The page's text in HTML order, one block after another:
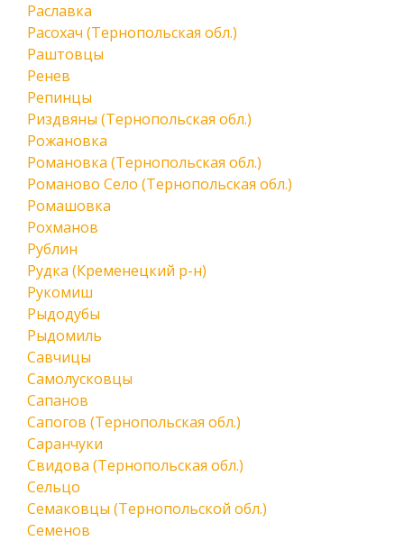
Раславка
Расохач (Тернопольская обл.)
Раштовцы
Ренев
Репинцы
Риздвяны (Тернопольская обл.)
Рожановка
Романовка (Тернопольская обл.)
Романово Село (Тернопольская обл.)
Ромашовка
Рохманов
Рублин
Рудка (Кременецкий р-н)
Рукомиш
Рыдодубы
Рыдомиль
Савчицы
Самолусковцы
Сапанов
Сапогов (Тернопольская обл.)
Саранчуки
Свидова (Тернопольская обл.)
Сельцо
Семаковцы (Тернопольской обл.)
Семенов